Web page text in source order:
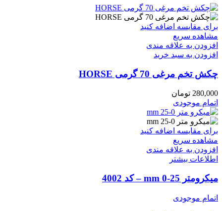
برای مقایسه اضافه کنید
مشاهده سریع
افزودن به علاقه مندی
افزودن به سبد خرید
چکش تخم مرغی 70 گرمی HORSE
280,000 تومان
اتمام موجودی
برای مقایسه اضافه کنید
مشاهده سریع
افزودن به علاقه مندی
اطلاعات بیشتر
میکرومتر mm 0-25 – کد 4002
اتمام موجودی